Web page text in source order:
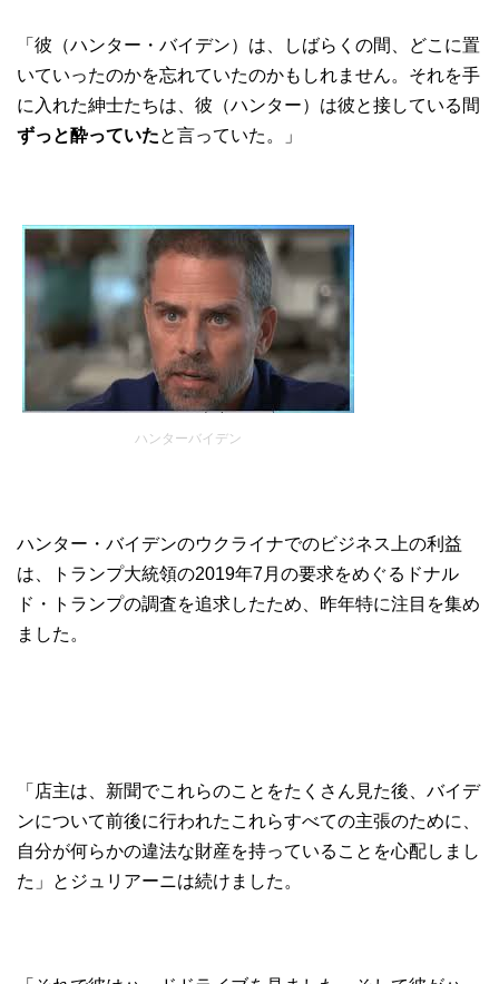
「彼（ハンター・バイデン）は、しばらくの間、どこに置
いていったのかを忘れていたのかもしれません。それを手
に入れた紳士たちは、彼（ハンター）は彼と接している間
ずっと酔っていたと言っていた。」
ハンターバイデン
ハンター・バイデンのウクライナでのビジネス上の利益
は、トランプ大統領の2019年7月の要求をめぐるドナル
ド・トランプの調査を追求したため、昨年特に注目を集め
ました。
「店主は、新聞でこれらのことをたくさん見た後、バイデ
ンについて前後に行われたこれらすべての主張のために、
自分が何らかの違法な財産を持っていることを心配しまし
た」とジュリアーニは続けました。